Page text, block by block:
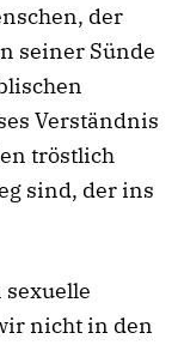
der
seiner Sünde
Verständnis
tröstlich
sind, der ins
sexuelle
nicht in den